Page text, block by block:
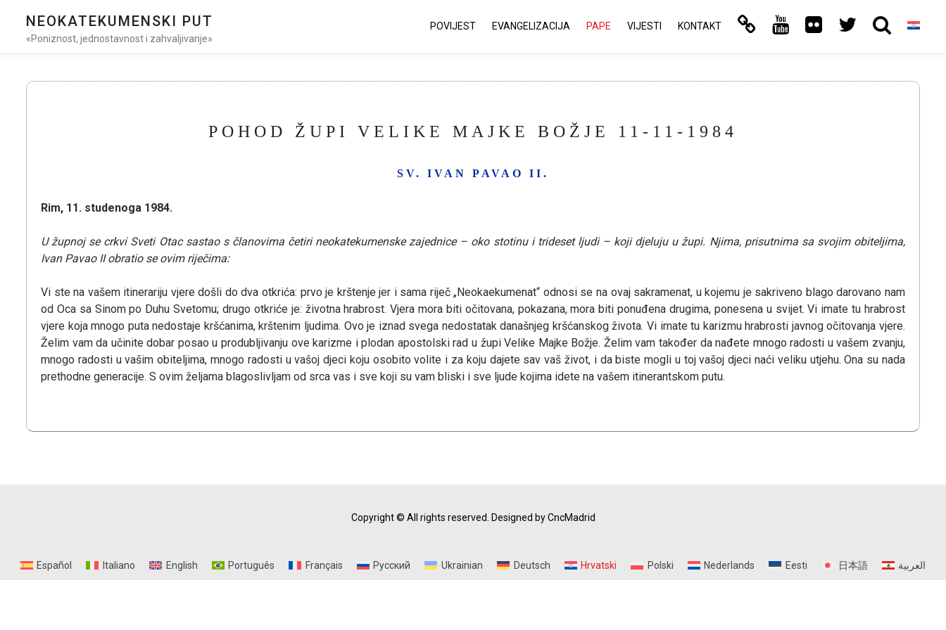
NEOKATEKUMENSKI PUT
«Poniznost, jednostavnost i zahvaljivanje»
POVIJEST EVANGELIZACIJA PAPE VIJESTI KONTAKT
POHOD ŽUPI VELIKE MAJKE BOŽJE 11-11-1984
SV. IVAN PAVAO II.
Rim, 11. studenoga 1984.
U župnoj se crkvi Sveti Otac sastao s članovima četiri neokatekumenske zajednice – oko stotinu i trideset ljudi – koji djeluju u župi. Njima, prisutnima sa svojim obiteljima,
Ivan Pavao II obratio se ovim riječima:
Vi ste na vašem itinerariju vjere došli do dva otkrića: prvo je krštenje jer i sama riječ „Neokaekumenat“ odnosi se na ovaj sakramenat, u kojemu je sakriveno blago darovano nam
od Oca sa Sinom po Duhu Svetomu; drugo otkriće je: životna hrabrost. Vjera mora biti očitovana, pokazana, mora biti ponuđena drugima, ponesena u svijet. Vi imate tu hrabrost
vjere koja mnogo puta nedostaje kršćanima, krštenim ljudima. Ovo je iznad svega nedostatak današnjeg kršćanskog života. Vi imate tu karizmu hrabrosti javnog očitovanja vjere.
Želim vam da učinite dobar posao u produbljivanju ove karizme i plodan apostolski rad u župi Velike Majke Božje. Želim vam također da nađete mnogo radosti u vašem zvanju,
mnogo radosti u vašim obiteljima, mnogo radosti u vašoj djeci koju osobito volite i za koju dajete sav vaš život, i da biste mogli u toj vašoj djeci naći veliku utjehu. Ona su nada
prethodne generacije. S ovim željama blagoslivljam od srca vas i sve koji su vam bliski i sve ljude kojima idete na vašem itinerantskom putu.
Copyright © All rights reserved. Designed by CncMadrid
Español Italiano English Português Français Русский Ukrainian Deutsch Hrvatski Polski Nederlands Eesti 日本語 العربية